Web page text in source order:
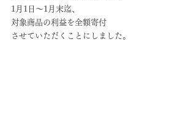
1月1日〜1月末迄、
対象商品の利益を全額寄付
させていただくことにしました。